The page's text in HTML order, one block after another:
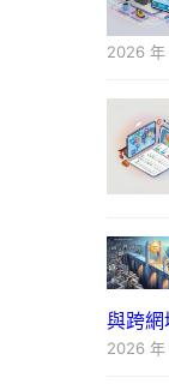
2026 年
與跨網
2026 年